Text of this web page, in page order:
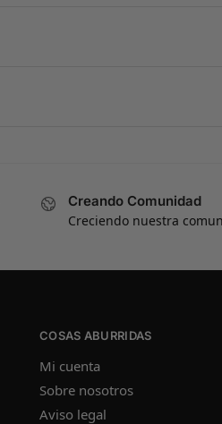
Creando Comunidad
Creciendo nuestra
COSAS ABURRIDAS
Mi cuenta
Sobre nosotros
Aviso legal